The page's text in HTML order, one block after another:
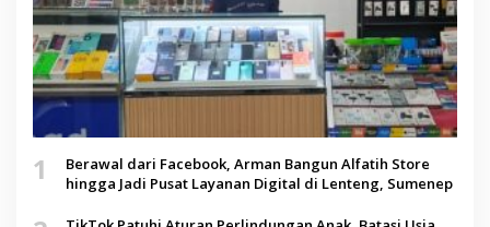
1
Berawal dari Facebook, Arman Bangun Alfatih Store
hingga Jadi Pusat Layanan Digital di Lenteng, Sumenep